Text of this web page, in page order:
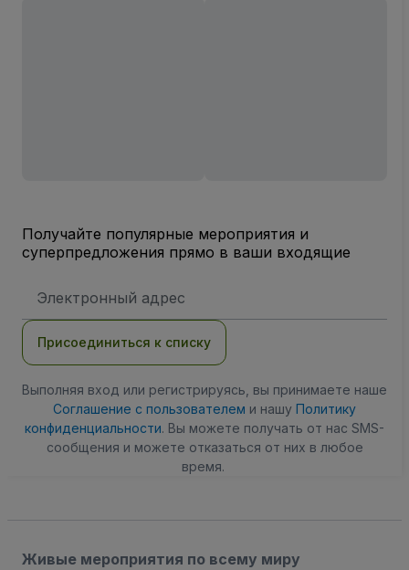
Получайте популярные мероприятия и
суперпредложения прямо в ваши входящие
электронной
Присоединиться к списку
Выполняя вход или регистрируясь, вы принимаете наше
Соглашение с пользователем и нашу Политику
конфиденциальности. Вы можете получать от нас SMS-
сообщения и можете отказаться от них в любое
время.
Живые мероприятия по всему миру